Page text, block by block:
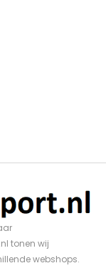
tonen wij
webshops.